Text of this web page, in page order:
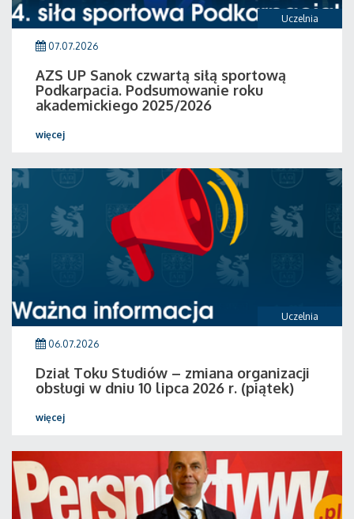
Uczelnia
07.07.2026
AZS UP Sanok czwartą siłą sportową
Podkarpacia. Podsumowanie roku
akademickiego 2025/2026
więcej
Uczelnia
06.07.2026
Dział Toku Studiów – zmiana organizacji
obsługi w dniu 10 lipca 2026 r. (piątek)
więcej